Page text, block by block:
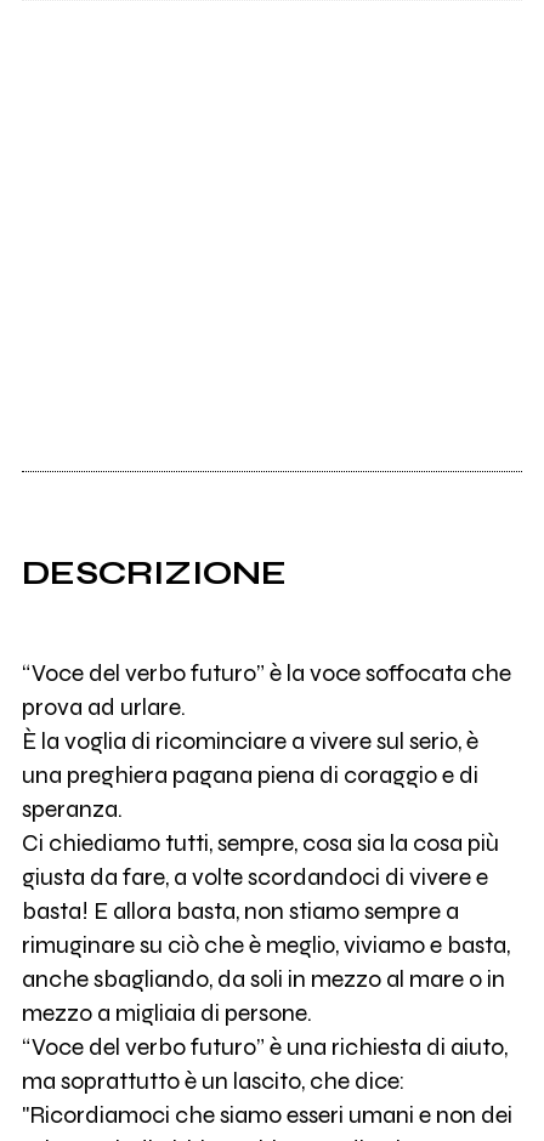
DESCRIZIONE
“Voce del verbo futuro” è la voce soffocata che
prova ad urlare.
È la voglia di ricominciare a vivere sul serio, è
una preghiera pagana piena di coraggio e di
speranza.
Ci chiediamo tutti, sempre, cosa sia la cosa più
giusta da fare, a volte scordandoci di vivere e
basta! E allora basta, non stiamo sempre a
rimuginare su ciò che è meglio, viviamo e basta,
anche sbagliando, da soli in mezzo al mare o in
mezzo a migliaia di persone.
“Voce del verbo futuro” è una richiesta di aiuto,
ma soprattutto è un lascito, che dice:
"Ricordiamoci che siamo esseri umani e non dei